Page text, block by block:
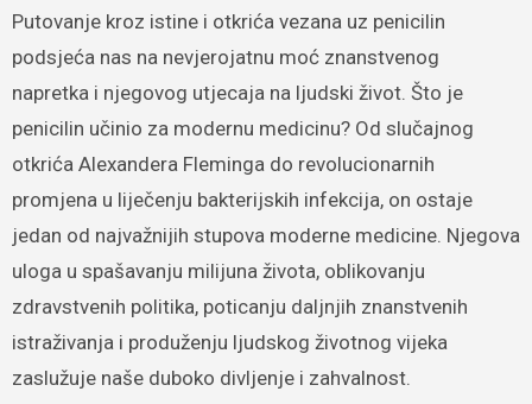
Putovanje kroz istine i otkrića vezana uz penicilin
podsjeća nas na nevjerojatnu moć znanstvenog
napretka i njegovog utjecaja na ljudski život. Što je
penicilin učinio za modernu medicinu? Od slučajnog
otkrića Alexandera Fleminga do revolucionarnih
promjena u liječenju bakterijskih infekcija, on ostaje
jedan od najvažnijih stupova moderne medicine. Njegova
uloga u spašavanju milijuna života, oblikovanju
zdravstvenih politika, poticanju daljnjih znanstvenih
istraživanja i produženju ljudskog životnog vijeka
zaslužuje naše duboko divljenje i zahvalnost.